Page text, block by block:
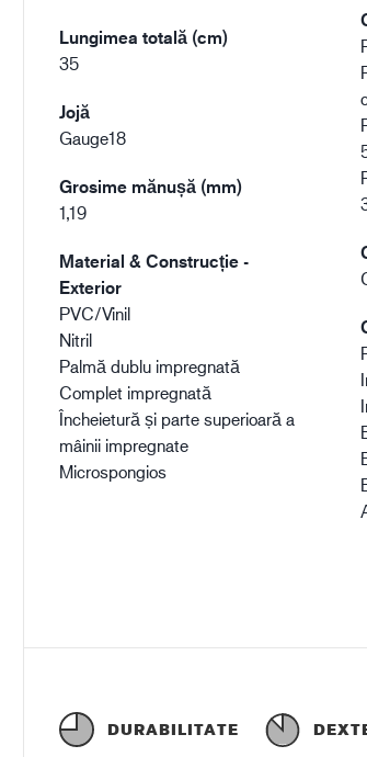
Lungimea totală (cm)
35
Jojă
Gauge18
Grosime mănușă (mm)
1,19
Material & Construcție -
Exterior
PVC/Vinil
Nitril
Palmă dublu impregnată
Complet impregnată
Încheietură și parte superioară a
mâinii impregnate
Microspongios
DURABILITATE